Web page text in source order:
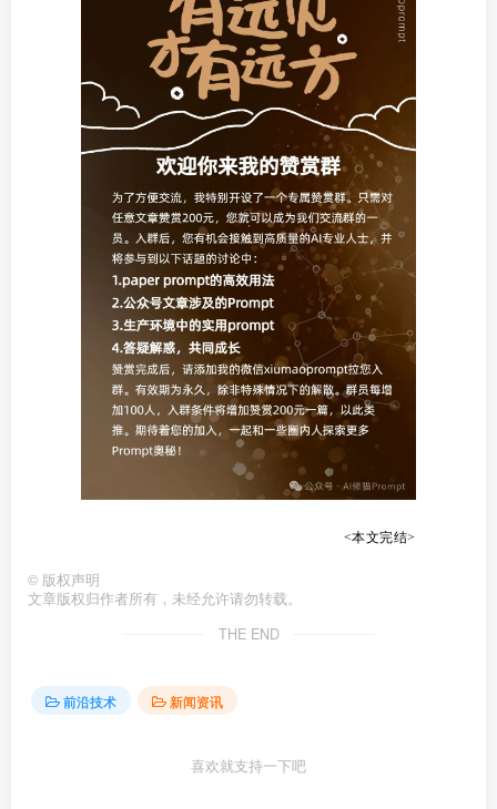
<本文完结>
© 版权声明
文章版权归作者所有，未经允许请勿转载。
THE END
前沿技术 新闻资讯
喜欢就支持一下吧